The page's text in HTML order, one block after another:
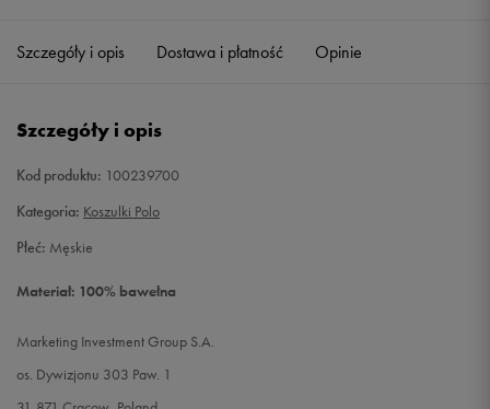
Szczegóły i opis Dostawa i płatność Opinie
Szczegóły i opis
Kod produktu: 100239700
Kategoria: Koszulki Polo
Płeć: Męskie
Materiał: 100% bawełna
Marketing Investment Group S.A.
os. Dywizjonu 303 Paw. 1